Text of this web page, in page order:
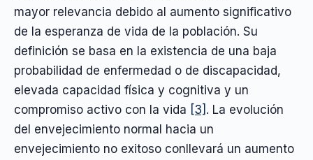
mayor relevancia debido al aumento significativo
de la esperanza de vida de la población. Su
definición se basa en la existencia de una baja
probabilidad de enfermedad o de discapacidad,
elevada capacidad física y cognitiva y un
compromiso activo con la vida [3] . La evolución
del envejecimiento normal hacia un
envejecimiento no exitoso conllevará un aumento